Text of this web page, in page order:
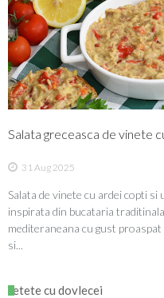
Salata greceasca de vinete
31 Aug 2025
Salata de vinete cu ardei copti
inspirata din bucataria
mediteraneana cu gust
si...
retete cu dovlecei